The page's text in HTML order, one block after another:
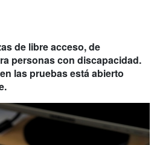
de libre acceso, de
personas con discapacidad.
las pruebas está abierto